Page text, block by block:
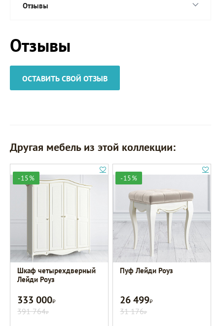
Отзывы
Отзывы
ОСТАВИТЬ СВОЙ ОТЗЫВ
Другая мебель из этой коллекции:
-15%
Шкаф четырехдверный
Лейди Роуз
333 000Р
391 764Р
-15%
Пуф Лейди Роуз
26 499Р
31 176Р